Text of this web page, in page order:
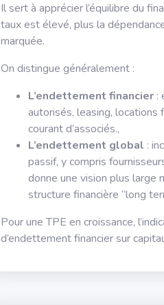
Il sert à apprécier l’équilibre du
taux est élevé, plus la
marquée.
On distingue généralement :
L’endettement financier :
autorisés, leasing, locations
courant d’associés.,
L’endettement global :
passif, y compris
donne une vision plus large
structure financière “long
Pour une TPE en croissance,
d’endettement financier sur